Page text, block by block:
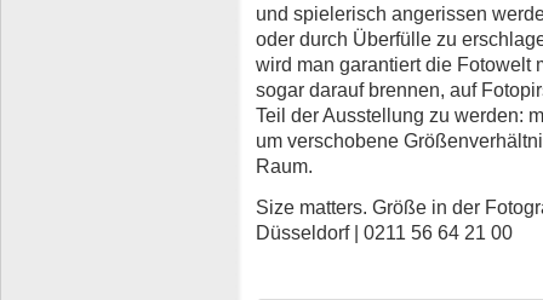
und spielerisch angerissen
oder durch Überfülle zu
wird man garantiert die Fotowelt
sogar darauf brennen, auf
Teil der Ausstellung zu werden:
um verschobene
Raum.
Size matters. Größe in der
Düsseldorf | 0211 56 64 21 00